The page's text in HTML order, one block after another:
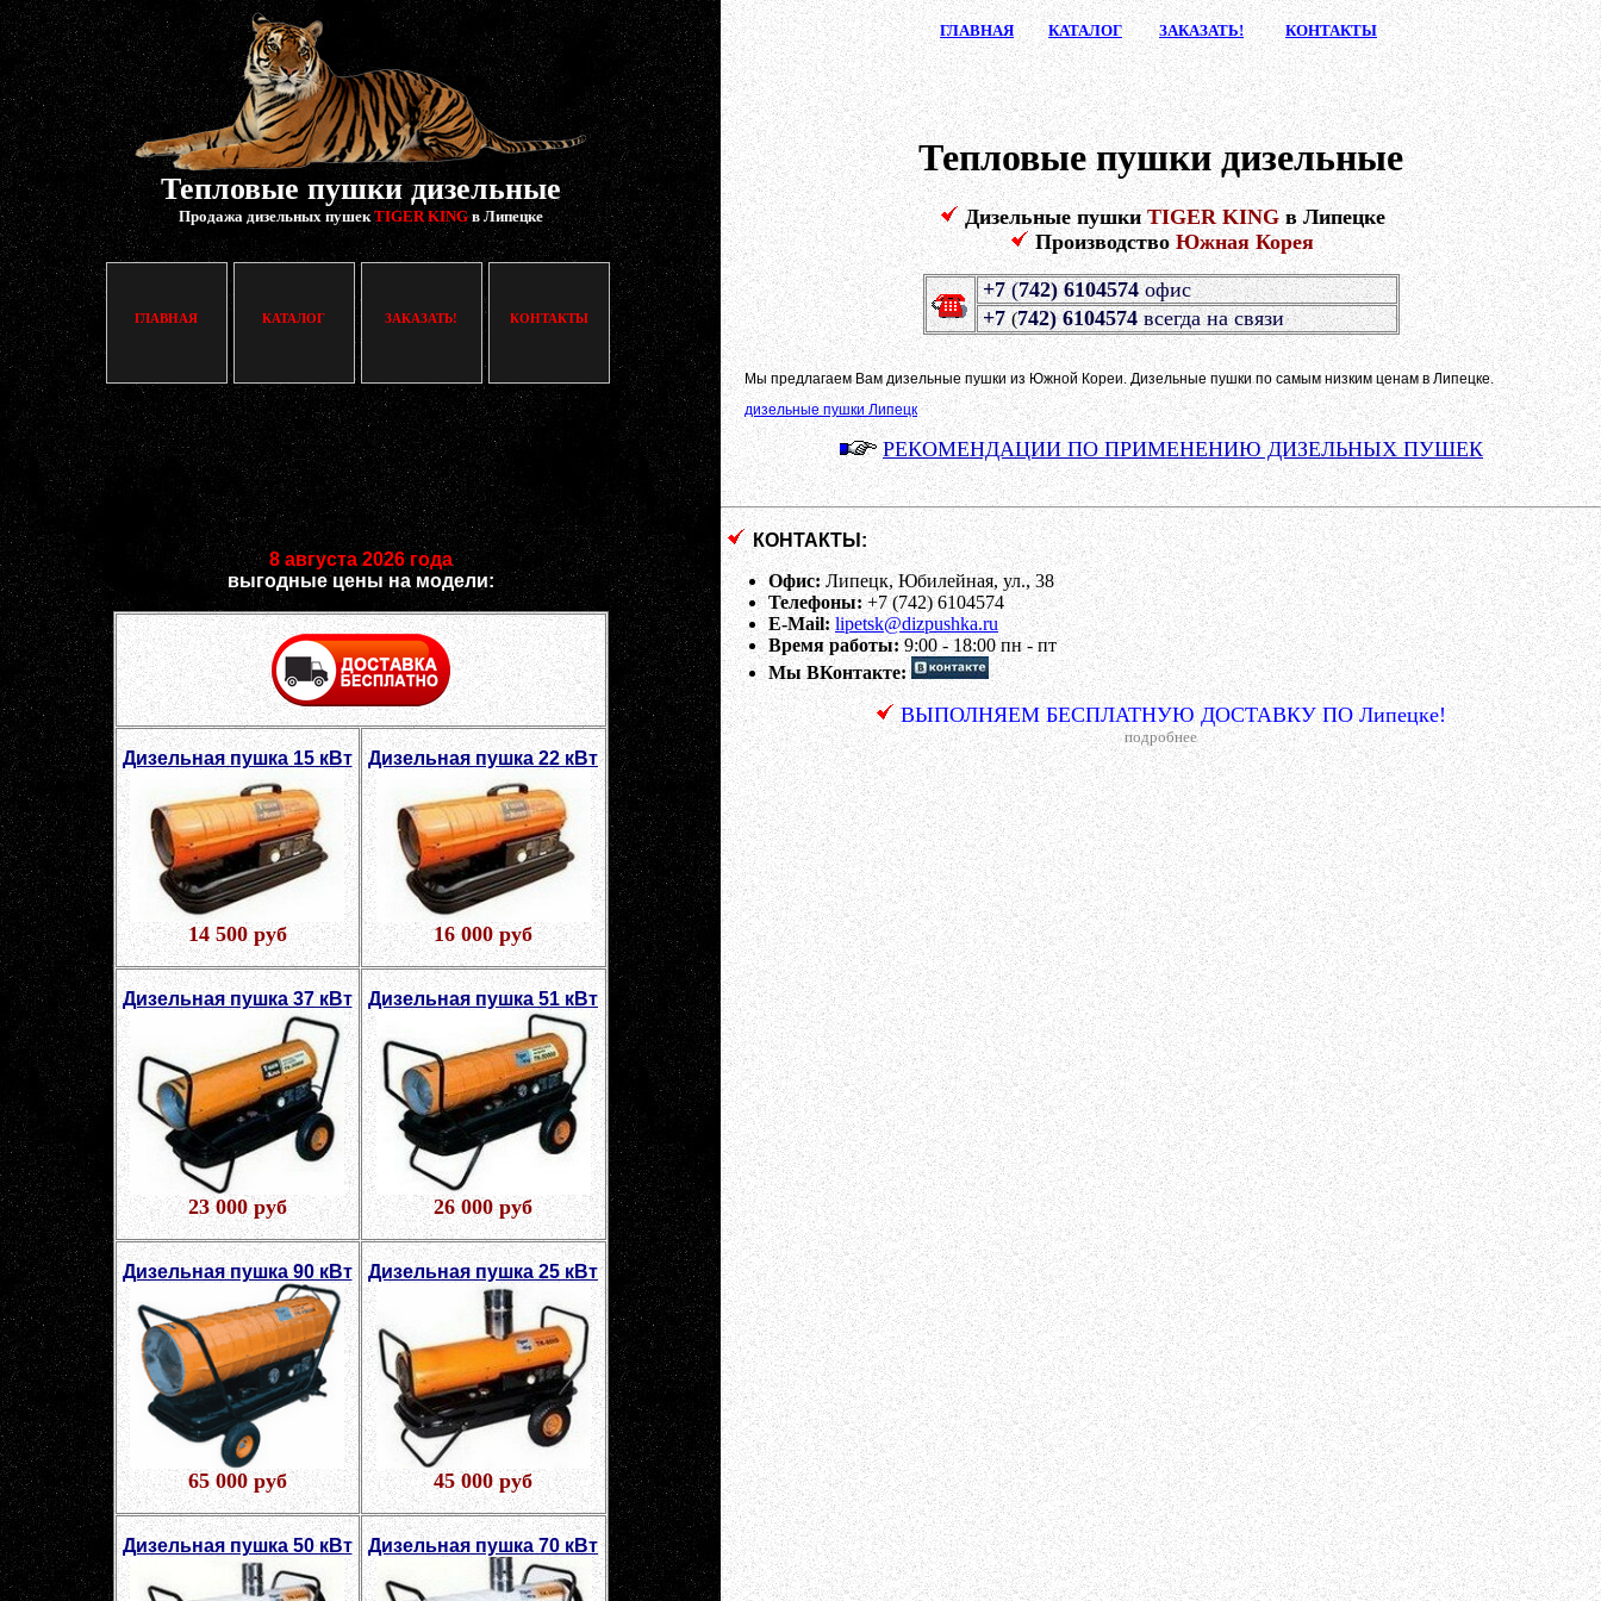
Тепловые пушки дизельные
Продажа дизельных пушекTIGER KINGв Липецке
ГЛАВНАЯ КАТАЛОГ ЗАКАЗАТЬ! КОНТАКТЫ
8 августа 2026 года
выгодные цены на модели:
Дизельная пушка 15 кВт
14 500 руб
Дизельная пушка 22 кВт
16 000 руб
Дизельная пушка 37 кВт
23 000 руб
Дизельная пушка 51 кВт
26 000 руб
Дизельная пушка 90 кВт
65 000 руб
Дизельная пушка 25 кВт
45 000 руб
Дизельная пушка 50 кВт Дизельная пушка 70 кВт
ГЛАВНАЯ КАТАЛОГ ЗАКАЗАТЬ! КОНТАКТЫ
Тепловые пушки дизельные
Дизельные пушкиTIGER KINGв Липецке
ПроизводствоЮжная Корея
+7(742) 6104574офис
+7 (742) 6104574всегда на связи
Мы предлагаем Вам дизельные пушки из Южной Кореи. Дизельные пушки по самым низким ценам в Липецке.
дизельные пушки Липецк
РЕКОМЕНДАЦИИ ПО ПРИМЕНЕНИЮ ДИЗЕЛЬНЫХ ПУШЕК
КОНТАКТЫ:
Офис:Липецк, Юбилейная, ул., 38
Телефоны:+7 (742) 6104574
E-Mail: lipetsk@dizpushka.ru
Время работы:9:00 - 18:00 пн - пт
Мы ВКонтакте:
ВЫПОЛНЯЕМ БЕСПЛАТНУЮ ДОСТАВКУ ПО Липецке!
подробнее